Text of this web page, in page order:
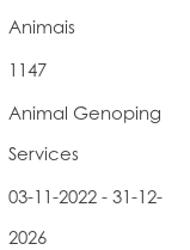
Animais
1147
Animal Genoping
Services
03-11-2022 - 31-12-
2026